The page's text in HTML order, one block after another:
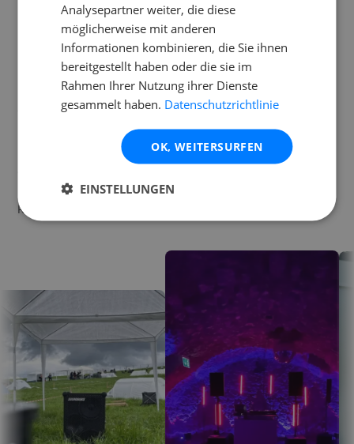
Echte Momente
Events mit Renty
Vom Wohnzimmer-Rave bis zur Firmenfeier mit hunderten
Personen: Unsere Technik war schon überall dabei. Die
Fotobox als Eisbrecher bei der Hochzeit, die Soundboks für
Business-Seminare. Schau dir an, wie andere Gastgeber ihre
Räume mit Renty transformiert haben.
Analysepartner weiter, die diese
möglicherweise mit anderen
Informationen kombinieren, die Sie ihnen
bereitgestellt haben oder die sie im
Rahmen Ihrer Nutzung ihrer Dienste
gesammelt haben. Datenschutzrichtlinie
OK, WEITERSURFEN
EINSTELLUNGEN